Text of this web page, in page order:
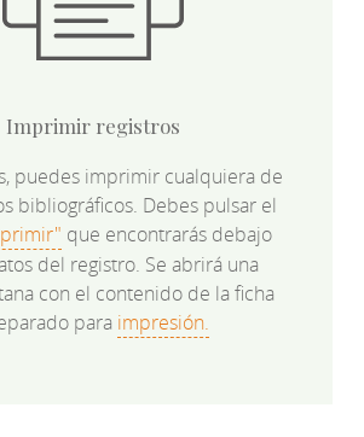
Imprimir registros
puedes imprimir cualquiera de
bibliográficos. Debes pulsar el
que encontrarás debajo
del registro. Se abrirá una
con el contenido de la ficha
para impresión.